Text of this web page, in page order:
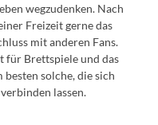
wegzudenken. Nach
Freizeit gerne das
mit anderen Fans.
für Brettspiele und das
besten solche, die sich
lassen.